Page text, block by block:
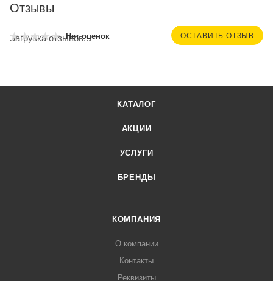
Отзывы
Нет оценок ОСТАВИТЬ ОТЗЫВ
Загрузка отзывов...
КАТАЛОГ
АКЦИИ
УСЛУГИ
БРЕНДЫ
КОМПАНИЯ
О компании
Контакты
Реквизиты